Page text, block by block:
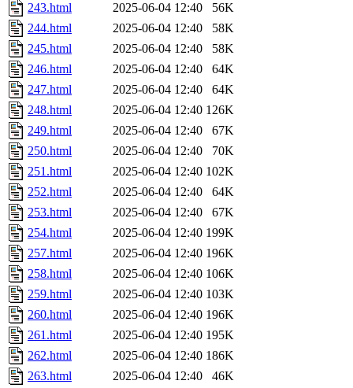
243.html
2025-06-04 12:40
56K
244.html
2025-06-04 12:40
58K
245.html
2025-06-04 12:40
58K
246.html
2025-06-04 12:40
64K
247.html
2025-06-04 12:40
64K
248.html
2025-06-04 12:40 126K
249.html
2025-06-04 12:40
67K
250.html
2025-06-04 12:40
70K
251.html
2025-06-04 12:40 102K
252.html
2025-06-04 12:40
64K
253.html
2025-06-04 12:40
67K
254.html
2025-06-04 12:40 199K
257.html
2025-06-04 12:40 196K
258.html
2025-06-04 12:40 106K
259.html
2025-06-04 12:40 103K
260.html
2025-06-04 12:40 196K
261.html
2025-06-04 12:40 195K
262.html
2025-06-04 12:40 186K
263.html
2025-06-04 12:40
46K